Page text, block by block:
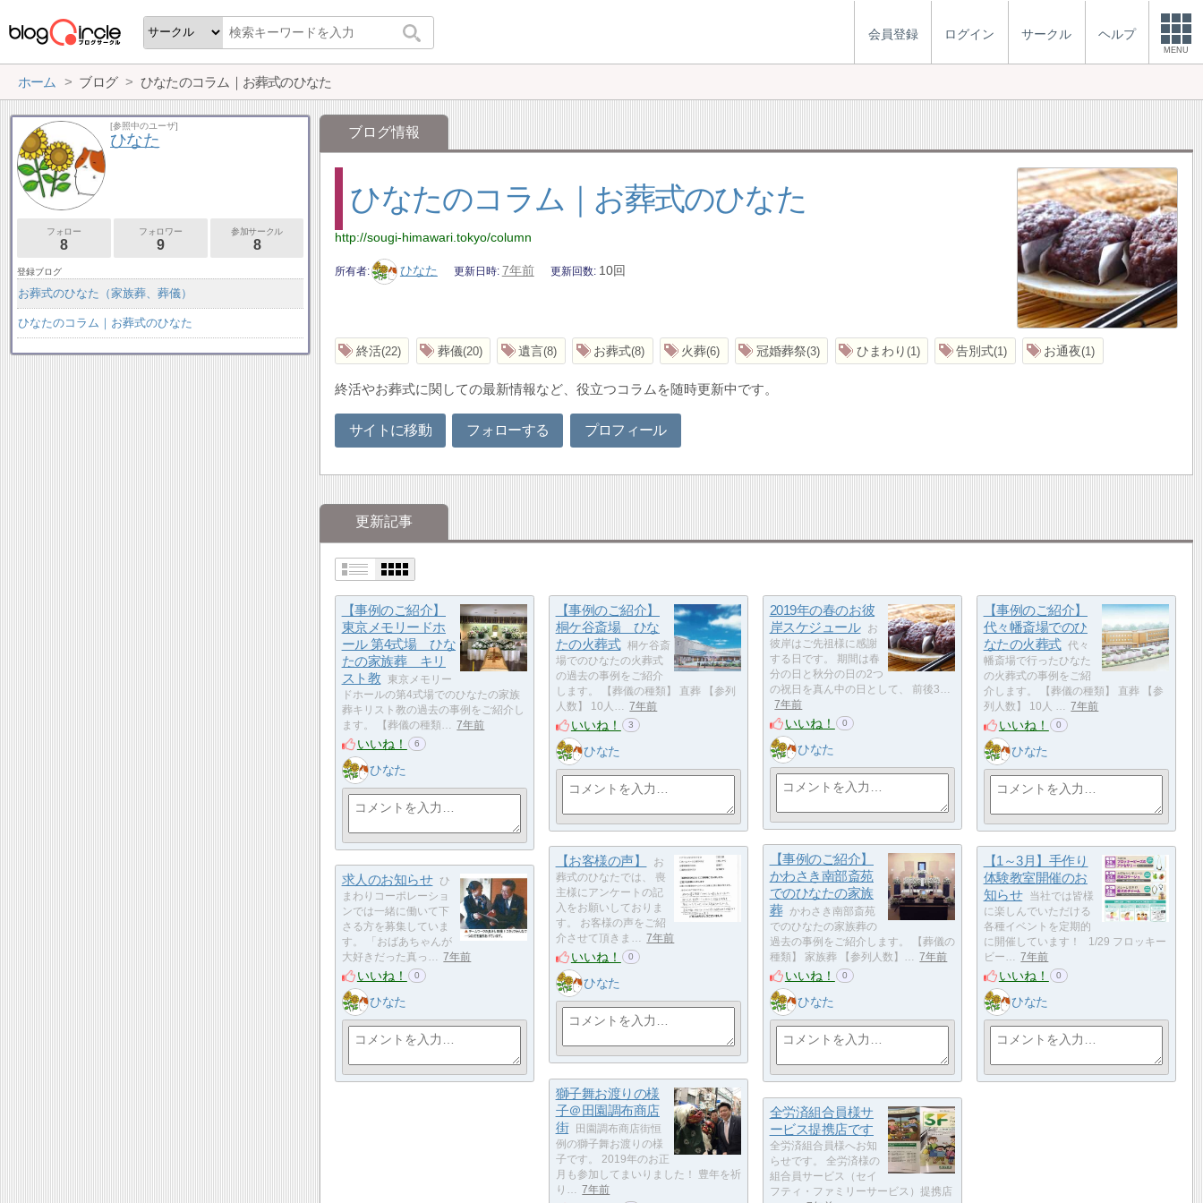
会員登録 ログイン サークル ヘルプ
MENU
ホーム ブログ ひなたのコラム｜お葬式のひなた
ブログ情報
ひなたのコラム｜お葬式のひなた
http://sougi-himawari.tokyo/column
所有者 ひなた 更新日時 7年前 更新回数 10回
終活 22 葬儀 20 遺言 8 お葬式 8 火葬 6 冠婚葬祭 3 ひまわり 1 告別式 1 お通夜 1
終活やお葬式に関しての最新情報など、役立つコラムを随時更新中です。
サイトに移動 フォローする プロフィール
更新記事
【事例のご紹介】
東京メモリードホ
ール 第4式場 ひな
たの家族葬 キリ
スト教
東京メモリー
ドホールの第4式場でのひなたの家族
葬キリスト教の過去の事例をご紹介し
ます。 【葬儀の種類…
7年前
いいね！ 6
ひなた
【事例のご紹介】
桐ケ谷斎場 ひな
たの火葬式
桐ケ谷斎
場でのひなたの火葬式
の過去の事例をご紹介
します。 【葬儀の種類】 直葬 【参列
人数】 10人…
7年前
いいね！ 3
ひなた
2019年の春のお彼
岸スケジュール
お
彼岸はご先祖様に感謝
する日です。 期間は春
分の日と秋分の日の2つ
の祝日を真ん中の日として、 前後3…
7年前
いいね！ 0
ひなた
【事例のご紹介】
代々幡斎場でのひ
なたの火葬式
代々
幡斎場で行ったひなた
の火葬式の事例をご紹
介します。 【葬儀の種類】 直葬 【参
列人数】 10人 …
7年前
いいね！ 0
ひなた
【事例のご紹介】
かわさき南部斎苑
でのひなたの家族
葬
かわさき南部斎苑
でのひなたの家族葬の
過去の事例をご紹介します。 【葬儀の
種類】 家族葬 【参列人数】…
7年前
いいね！ 0
ひなた
【お客様の声】
お
葬式のひなたでは、 喪
主様にアンケートの記
入をお願いしておりま
す。 お客様の声をご紹
介させて頂きま…
7年前
いいね！ 0
ひなた
【1～3月】手作り
体験教室開催のお
知らせ
当社では皆様
に楽しんでいただける
各種イベントを定期的
に開催しています！ 1/29 フロッキー
ビー…
7年前
いいね！ 0
ひなた
求人のお知らせ
ひ
まわりコーポレーショ
ンでは一緒に働いて下
さる方を募集していま
す。 「おばあちゃんが
大好きだった真っ…
7年前
いいね！ 0
ひなた
獅子舞お渡りの様
子＠田園調布商店
街
田園調布商店街恒
例の獅子舞お渡りの様
子です。 2019年のお正
月も参加してまいりました！ 豊年を祈
り…
7年前
全労済組合員様サ
ービス提携店です
全労済組合員様へお知
らせです。 全労済様の
組合員サービス（セイ
フティ・ファミリーサービス）提携店
[参照中のユーザ]
ひなた
フォロー
8
フォロワー
9
参加サークル
8
登録ブログ
お葬式のひなた（家族葬、葬儀）
ひなたのコラム｜お葬式のひなた